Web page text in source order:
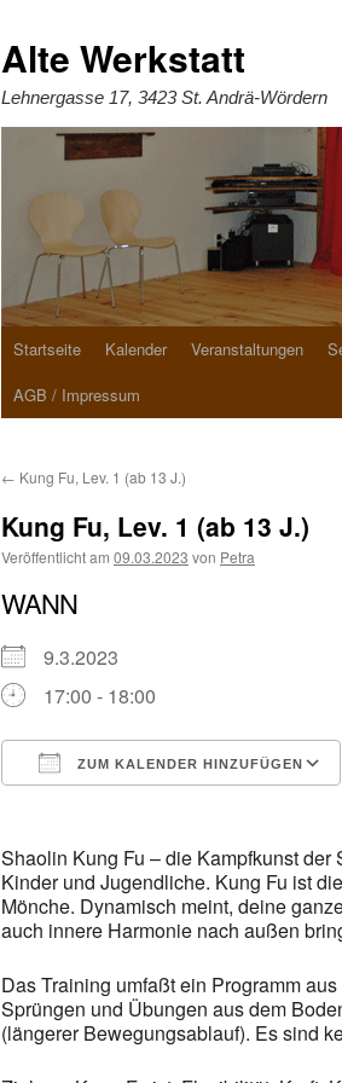
Alte Werkstatt
Lehnergasse 17, 3423 St. Andrä-Wördern
Startseite Kalender Veranstaltungen
AGB / Impressum
← Kung Fu, Lev. 1 (ab 13 J.)
Kung Fu, Lev. 1 (ab 13 J.)
Veröffentlicht am 09.03.2023 von Petra
WANN
9.3.2023
17:00 - 18:00
ZUM KALENDER HINZUFÜGEN
Shaolin Kung Fu – die Kampfkunst
Kinder und Jugendliche. Kung Fu ist
Mönche. Dynamisch meint, deine
auch innere Harmonie nach außen
Das Training umfaßt ein Programm
Sprüngen und Übungen aus dem
(längerer Bewegungsablauf). Es sind